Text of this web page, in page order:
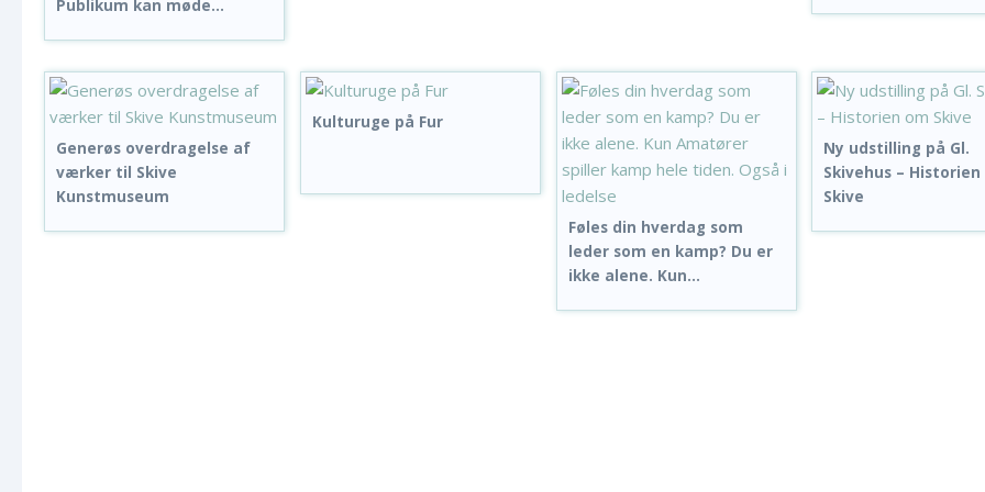
Publikum kan møde...
Generøs overdragelse af
værker til Skive
Kunstmuseum
Kulturuge på Fur
Føles din hverdag som
leder som en kamp? Du er
ikke alene. Kun...
Ny udstilling på Gl.
Skivehus –
Skive